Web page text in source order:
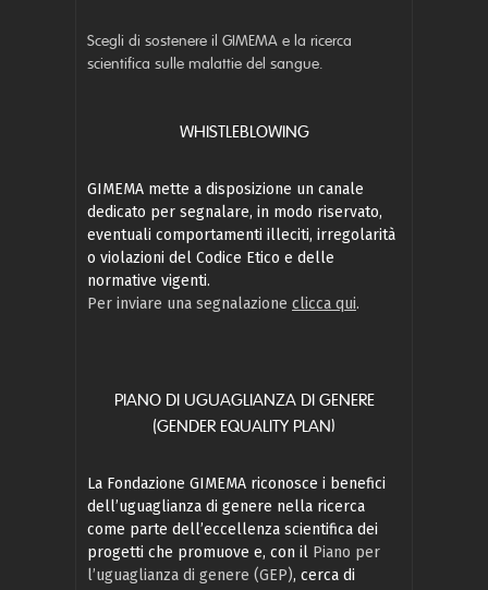
Scegli di sostenere il GIMEMA e la ricerca
scientifica sulle malattie del sangue.
WHISTLEBLOWING
GIMEMA mette a disposizione un canale
dedicato per segnalare, in modo riservato,
eventuali comportamenti illeciti, irregolarità
o violazioni del Codice Etico e delle
normative vigenti.
Per inviare una segnalazione clicca qui.
PIANO DI UGUAGLIANZA DI GENERE
(GENDER EQUALITY PLAN)
La Fondazione GIMEMA riconosce i benefici
dell’uguaglianza di genere nella ricerca
come parte dell’eccellenza scientifica dei
progetti che promuove e, con il Piano per
l’uguaglianza di genere (GEP), cerca di